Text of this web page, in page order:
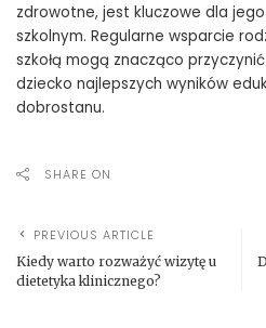
zdrowotne, jest kluczowe dla
szkolnym. Regularne wsparcie
szkołą mogą znacząco
dziecko najlepszych wyników
dobrostanu.
SHARE ON
PREVIOUS ARTICLE
Kiedy warto rozważyć wizytę u
dietetyka klinicznego?